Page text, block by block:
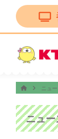
NO.1〜選ばれ
ニュ
ニュ